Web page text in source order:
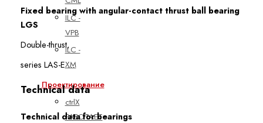
ILC -
VPB
ILC -
XM
Проектирование
ctrlX
РАБОТАЕТ
Fixed bearing with angular-contact thrust ball bearing
LGS
Double-thrust,
series LAS-E ...
Technical data
Technical data for bearings